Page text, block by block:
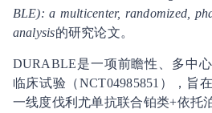
BLE): a multicenter, randomized,
analysis的研究论文。
DURABLE是一项前瞻性、多中
临床试验（NCT04985851），旨
一线度伐利尤单抗联合铂类+依托